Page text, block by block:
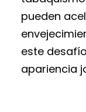
pueden
este
apariencia